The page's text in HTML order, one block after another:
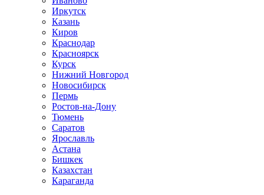
Иркутск
Казань
Киров
Краснодар
Красноярск
Курск
Нижний Новгород
Новосибирск
Пермь
Ростов-на-Дону
Тюмень
Саратов
Ярославль
Астана
Бишкек
Казахстан
Караганда